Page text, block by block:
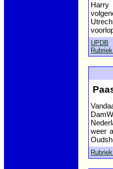
Harry
UPDB
weer